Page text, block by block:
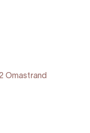
Omastrand